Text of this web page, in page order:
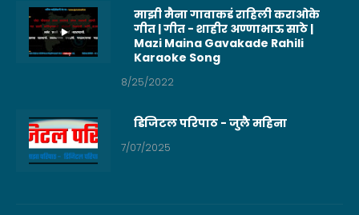
माझी मैना गावाकडं राहिली कराओके
गीत | गीत - शाहीर अण्णाभाऊ साठे |
Mazi Maina Gavakade Rahili
Karaoke Song
8/25/2022
डिजिटल परिपाठ - जुलै महिना
7/07/2025